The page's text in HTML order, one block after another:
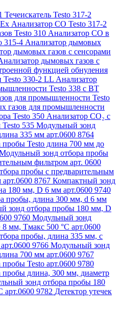
Течеискатель Testo 317-2
Анализатор CO Testo 317-2
Testo 310 Анализатор CO в
315-4 Анализатор дымовых
дымовых газов с сенсорами
дымовых газов с
функцией обнуления
Testo 330-2 LL Анализатор
Testo 338 с BT
для промышленности Testo
газов для промышленности
Testo 350 Анализатор СО₂ с
535 Модульный зонд
335 мм арт.0600 8764
Testo длина 700 мм до
зонд отбора пробы
фильтром арт. 0600
пробы с предварительным
8767 Компактный зонд
180 мм, D 6 мм арт.0600 9740
пробы, длина 300 мм, d 6 мм
зонд отбора пробы 180 мм, D
9760 Модульный зонд
мм, Tмакс 500 °C арт.0600
пробы, длина 335 мм, с
9766 Модульный зонд
700 мм арт.0600 9767
Testo арт.0600 9780
длина, 300 мм, диаметр
зонд отбора пробы 180
9782 Детектор утечек